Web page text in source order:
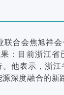
合会焦旭祥
：目前浙江省
他表示，浙
深度融合的新